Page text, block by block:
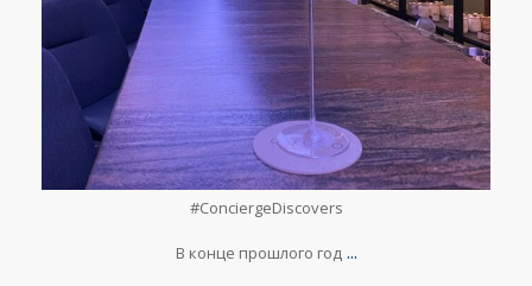
Фев 16
#ConciergeDiscovers
В конце прошлого год ...